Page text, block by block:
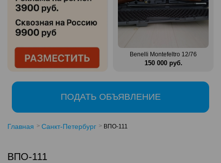
Продам итальянское ружье
Silma M70
80 000 руб.
Benelli Montefeltro 12/76
150 000 руб.
ПОДАТЬ ОБЪЯВЛЕНИЕ
Главная Санкт-Петербург ВПО-111
ВПО-111